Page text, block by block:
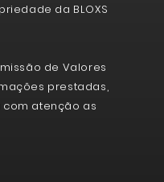
da BLOXS
de Valores
prestadas,
atenção as